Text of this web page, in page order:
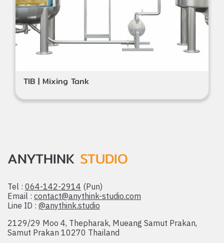
TIB | Mixing Tank
ANYTHINK STUDIO
Tel :064-142-2914(Pun)
Email :contact@anythink-studio.com
Line ID :@anythink.studio
2129/29 Moo 4, Thepharak, Mueang Samut Prakan,
Samut Prakan 10270 Thailand